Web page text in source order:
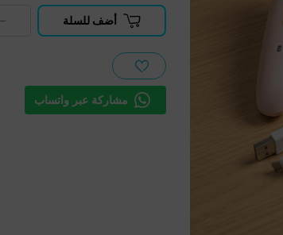
أضف للسلة
مشاركة عبر واتساب